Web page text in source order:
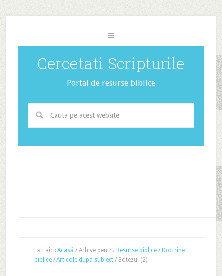
Cercetati Scripturile
Portal de resurse biblice
Ești aici: Acasă /Arhive pentru Resurse biblice / Doctrine
biblice / Articole dupa subiect /Botezul (2)